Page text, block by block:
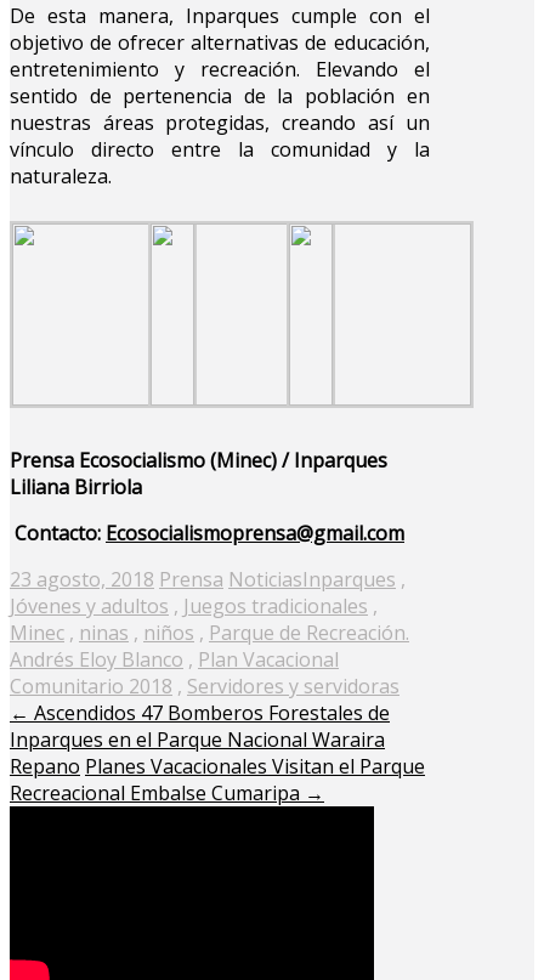
De esta manera, Inparques cumple con el
objetivo de ofrecer alternativas de educación,
entretenimiento y recreación. Elevando el
sentido de pertenencia de la población en
nuestras áreas protegidas, creando así un
vínculo directo entre la comunidad y la
naturaleza.
Prensa Ecosocialismo (Minec) / Inparques
Liliana Birriola
Contacto: Ecosocialismoprensa@gmail.com
Posted
on
23 agosto, 2018 Prensa NoticiasInparques ,
Jóvenes y adultos , Juegos tradicionales ,
Minec , ninas , niños , Parque de Recreación.
Andrés Eloy Blanco , Plan Vacacional
Comunitario 2018 , Servidores y servidoras
← Ascendidos 47 Bomberos Forestales de
Inparques en el Parque Nacional Waraira
Repano Planes Vacacionales Visitan el Parque
Recreacional Embalse Cumaripa →